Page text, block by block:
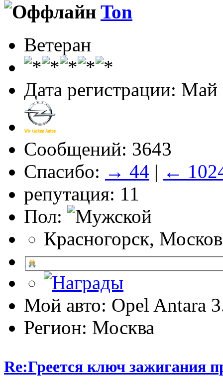
Ton
Ветеран
Дата регистрации: Май
Сообщений: 3643
Спасибо: → 44 | ←
репутация: 11
Пол:
Красногорск,
Мой авто: Opel Antara
Регион: Москва
Re:Греется ключ зажигания